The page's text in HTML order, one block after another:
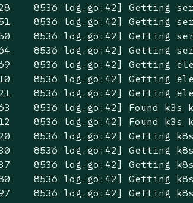
8536 log.go:42] Getting
8536 log.go:42] Getting
8536 log.go:42] Getting
8536 log.go:42] Getting
8536 log.go:42] Getting
8536 log.go:42] Getting
8536 log.go:42] Getting
8536 log.go:42] Found k3s
8536 log.go:42] Found
8536 log.go:42] Getting
8536 log.go:42] Getting
8536 log.go:42] Getting
8536 log.go:42] Getting
8536 log.go:42] Getting